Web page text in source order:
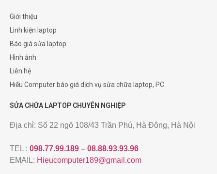
Giới thiệu
Linh kiện laptop
Báo giá sửa laptop
Hình ảnh
Liên hệ
Hiếu Computer báo giá dịch vụ sửa chữa laptop, PC
SỬA CHỮA LAPTOP CHUYÊN NGHIỆP
Địa chỉ: Số 22 ngõ 108/43 Trần Phú, Hà Đông, Hà Nội
TEL : 098.77.99.189 – 08.88.93.93.96
EMAIL: Hieucomputer189@gmail.com